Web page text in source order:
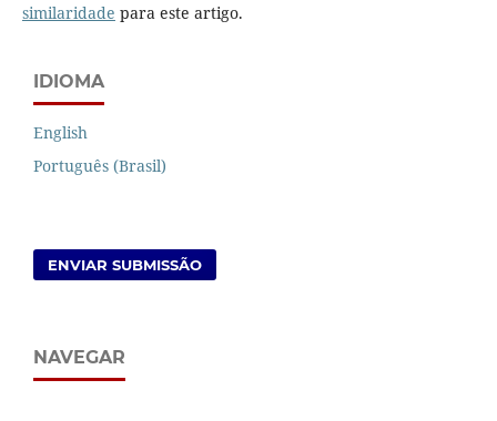
similaridade para este artigo.
IDIOMA
English
Português (Brasil)
ENVIAR SUBMISSÃO
NAVEGAR